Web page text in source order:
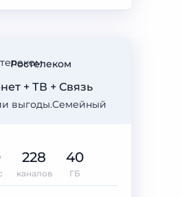
Ростелеком
выгоды.Семейный
+ ТВ + Связь
228
каналов
40
ГБ